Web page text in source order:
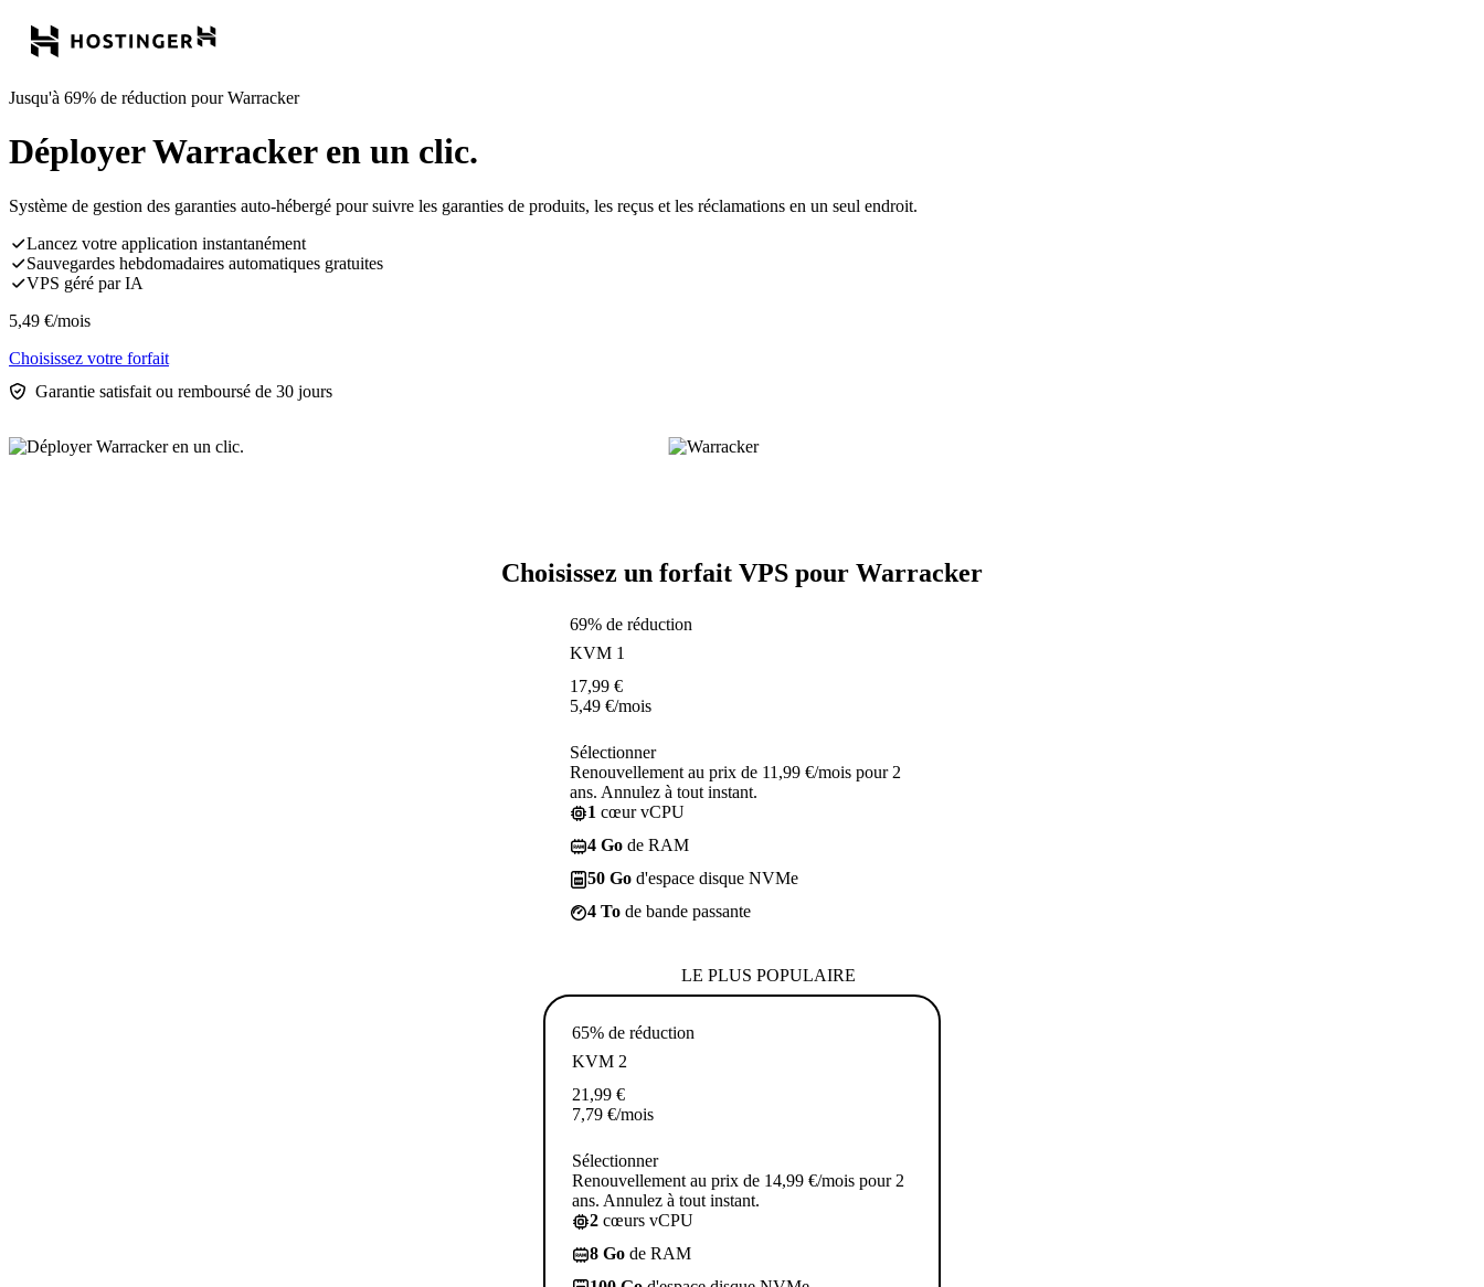
Jusqu'à 69% de réduction pour Warracker
Déployer Warracker en un clic.
Système de gestion des garanties auto-hébergé pour suivre les garanties de produits, les reçus et les réclamations en un seul endroit.
Lancez votre application instantanément
Sauvegardes hebdomadaires automatiques gratuites
VPS géré par IA
5,49 €/mois
Choisissez votre forfait
Garantie satisfait ou remboursé de 30 jours
Choisissez un forfait VPS pour Warracker
69% de réduction
KVM 1
17,99 €
5,49 €/mois
Sélectionner
Renouvellement au prix de 11,99 €/mois pour 2
ans. Annulez à tout instant.
1 cœur vCPU
4 Go de RAM
50 Go d'espace disque NVMe
4 To de bande passante
LE PLUS POPULAIRE
65% de réduction
KVM 2
21,99 €
7,79 €/mois
Sélectionner
Renouvellement au prix de 14,99 €/mois pour 2
ans. Annulez à tout instant.
2 cœurs vCPU
8 Go de RAM